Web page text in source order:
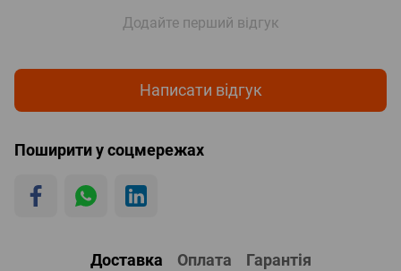
Додайте перший відгук
Написати відгук
Поширити у соцмережах
Доставка Оплата Гарантія